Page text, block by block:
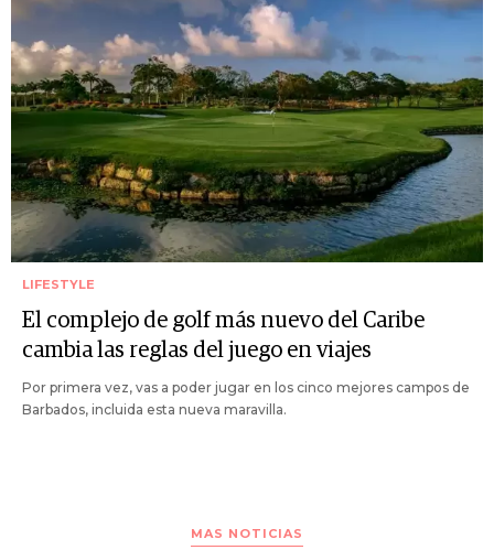
LIFESTYLE
El complejo de golf más nuevo del Caribe
cambia las reglas del juego en viajes
Por primera vez, vas a poder jugar en los cinco mejores campos de
Barbados, incluida esta nueva maravilla.
MAS NOTICIAS